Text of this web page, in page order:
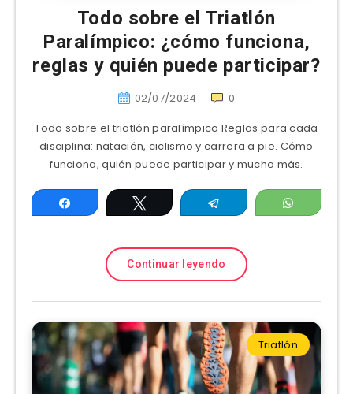
Todo sobre el Triatlón
Paralímpico: ¿cómo funciona,
reglas y quién puede participar?
02/07/2024
0
Todo sobre el triatlón paralímpico Reglas para cada
disciplina: natación, ciclismo y carrera a pie. Cómo
funciona, quién puede participar y mucho más.
Compartir Twittear Telegram
Continuar leyendo
Triatlón